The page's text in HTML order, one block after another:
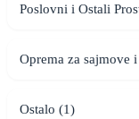
Poslovni i Ostali
Oprema za sajmove
Ostalo (1)